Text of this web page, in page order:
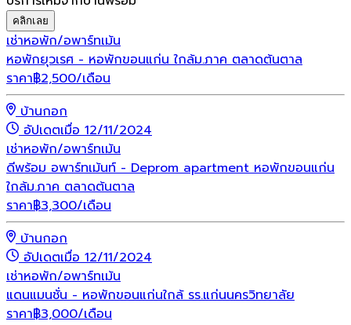
คลิกเลย
เช่าหอพัก/อพาร์ทเม้น
หอพักยุวเรศ - หอพักขอนแก่น ใกล้ม.ภาค ตลาดต้นตาล
ราคา฿2,500/เดือน
บ้านกอก
อัปเดตเมื่อ 12/11/2024
เช่าหอพัก/อพาร์ทเม้น
ดีพร้อม อพาร์ทเม้นท์ - Deprom apartment หอพักขอนแก่น
ใกล้ม.ภาค ตลาดต้นตาล
ราคา฿3,300/เดือน
บ้านกอก
อัปเดตเมื่อ 12/11/2024
เช่าหอพัก/อพาร์ทเม้น
แดนแมนชั่น - หอพักขอนแก่นใกล้ รร.แก่นนครวิทยาลัย
ราคา฿3,000/เดือน